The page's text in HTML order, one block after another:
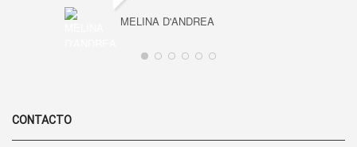
MELINA D'ANDREA
CONTACTO